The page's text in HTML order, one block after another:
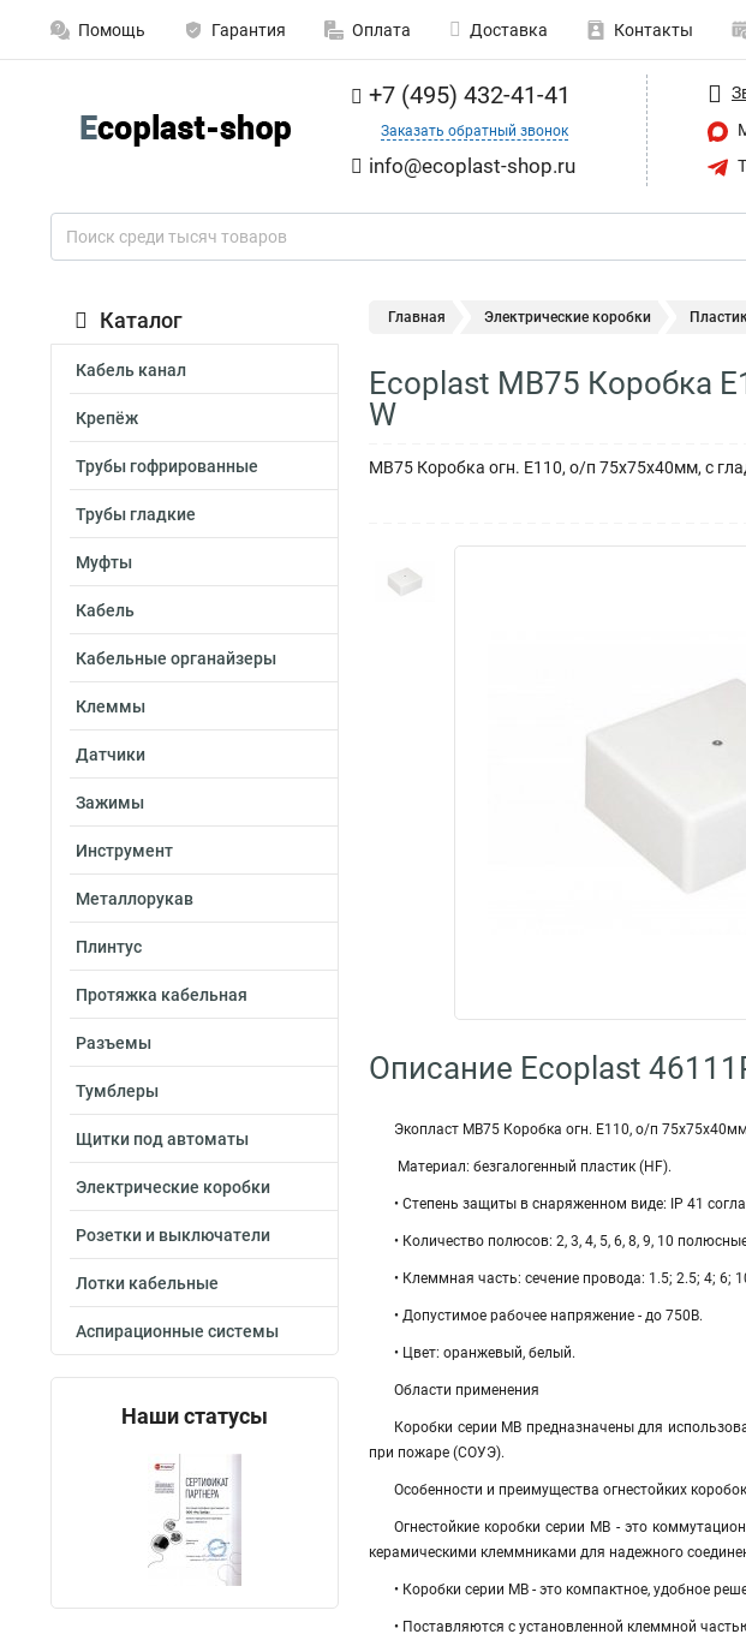
Помощь Гарантия Оплата Доставка Контакты
+7 (495) 432-41-41
Заказать обратный звонок
info@ecoplast-shop.ru
Каталог
Кабель канал
Крепёж
Трубы гофрированные
Трубы гладкие
Муфты
Кабель
Кабельные органайзеры
Клеммы
Датчики
Зажимы
Инструмент
Металлорукав
Плинтус
Протяжка кабельная
Разъемы
Тумблеры
Щитки под автоматы
Электрические коробки
Розетки и выключатели
Лотки кабельные
Аспирационные системы
Наши статусы
Главная Электрические коробки
Ecoplast MB75 Коробка
W
MB75 Коробка огн. E110, о/п 75х75х40мм, с
Описание Ecoplast
Экопласт MB75 Коробка огн. E110, о/п
Материал: безгалогенный пластик (HF).
• Степень защиты в снаряженном виде: IP 41
• Количество полюсов: 2, 3, 4, 5, 6, 8, 9, 10
• Клеммная часть: cечение провода: 1.5; 2.5; 4; 6;
• Допустимое рабочее напряжение - до 750В.
• Цвет: оранжевый, белый.
Области применения
Коробки серии МВ предназначены для
при пожаре (СОУЭ).
Особенности и преимущества огнестойких
Огнестойкие коробки серии МВ - это
керамическими клеммниками для надежного
• Коробки серии МВ - это компактное, удобное
• Поставляются с установленной клеммной